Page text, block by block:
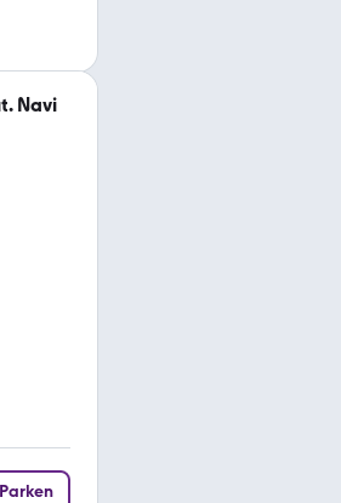
Navi
Parken